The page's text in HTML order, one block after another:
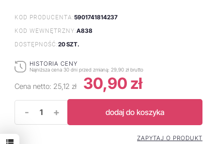
KOD PRODUCENTA:5901741814237
KOD WEWNĘTRZNY:A838
DOSTĘPNOŚĆ:20 SZT.
HISTORIA CENY
Najniższa cena 30 dni przed zmianą: 29,90 zł brutto
Cena netto: 25,12 zł 30,90 zł
- + dodaj do koszyka
ZAPYTAJ O PRODUKT